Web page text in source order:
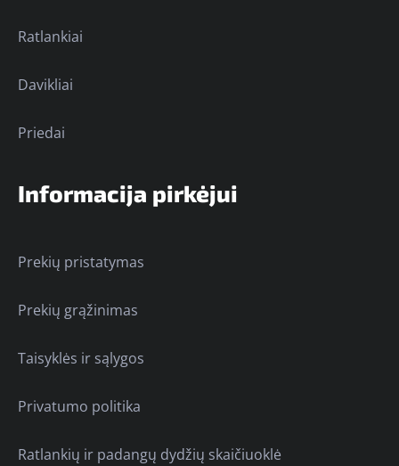
Ratlankiai
Davikliai
Priedai
Informacija pirkėjui
Prekių pristatymas
Prekių grąžinimas
Taisyklės ir sąlygos
Privatumo politika
Ratlankių ir padangų dydžių skaičiuoklė